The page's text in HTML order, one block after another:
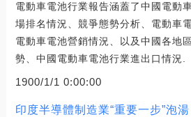
電動車電池行業報告涵蓋了中國電動
場排名情況、競爭態勢分析、電動車
電動車電池營銷情況、以及中國各地
勢、中國電動車電池行業進出口情況.
1900/1/1 0:00:00
印度半導體制造業“重要一步”泡